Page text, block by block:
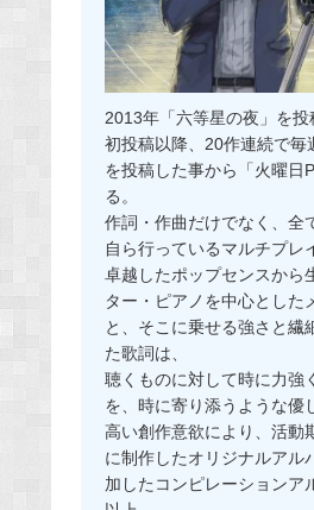
2013年「六等星の夜」を投
初投稿以降、20作連続で毎
を投稿した事から「火曜日
る。
作詞・作曲だけでなく、全
自ら行っているマルチプレ
卓越したポップセンスから
ター・ピアノを中心とした
と、そこに乗せる強さと繊
た歌詞は、
聴くものに対して時に力強
を、時に寄り添うような優
高い創作意欲により、活動
に制作したオリジナルアル
加したコンピレーションア